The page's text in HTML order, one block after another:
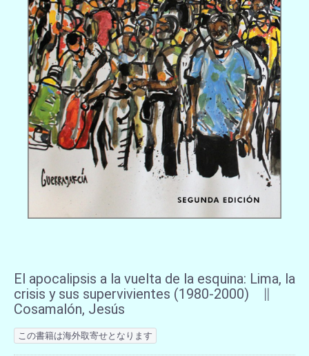
El apocalipsis a la vuelta de la esquina: Lima, la
crisis y sus supervivientes (1980-2000) ∥
Cosamalón, Jesús
この書籍は海外取寄せとなります